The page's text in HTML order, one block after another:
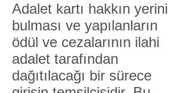
Adalet kartı hakkın yerini
bulması ve yapılanların
ödül ve cezalarının ilahi
adalet tarafından
dağıtılacağı bir sürece